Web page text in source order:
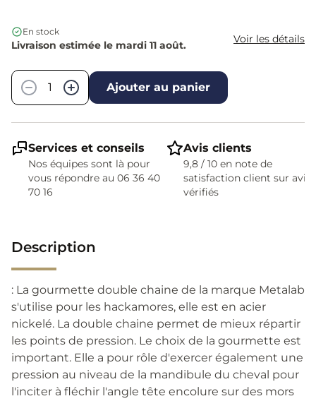
En stock
Livraison estimée le mardi 11 août. Voir les détails
−
+ Ajouter au panier
Services et conseils
Nos équipes sont là pour
vous répondre au 06 36 40
70 16
Avis clients
9,8 / 10 en note de
satisfaction client sur avis
vérifiés
Description
: La gourmette double chaine de la marque Metalab
s'utilise pour les hackamores, elle est en acier
nickelé. La double chaine permet de mieux répartir
les points de pression. Le choix de la gourmette est
important. Elle a pour rôle d'exercer également une
pression au niveau de la mandibule du cheval pour
l'inciter à fléchir l'angle tête encolure sur des mors